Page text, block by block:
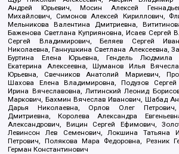
Андрей Юрьевич, Мосин Алексей
Михайлович, Симонов Алексей Кириллович,
Мельникова Валентина Дмитриевна,
Баженова Светлана Куприяновна, Исаев Сергей
Сергей Владимирович, Беляев Сергей
Николаевна, Ганнушкина Светлана Алексеевна,
Буртина Елена Юрьевна, Гендель Людмила
Екатерина Алексеевна, Шуманов Илья
Юрьевна, Свечников Анатолий Мариевич,
Шахова Елена Владимировна, Подузов Сергей
Ирина Вячеславовна, Литинский Леонид
Маркович, Бахмин Вячеслав Иванович, Шабад
Дарья Николаевна, Орлов Олег
Дмитриевна, Королева Александра
Александрович, Вицин Сергей Ефимович,
Левинсон Лев Семенович, Локшина Татьяна
Петрович, Полякова Мара Федоровна, Резник
Герман Константинович